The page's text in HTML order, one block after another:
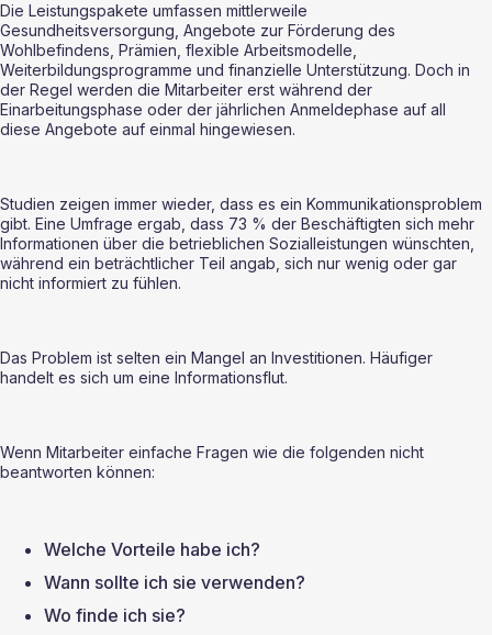
Die Leistungspakete umfassen mittlerweile
Gesundheitsversorgung, Angebote zur Förderung des
Wohlbefindens, Prämien, flexible Arbeitsmodelle,
Weiterbildungsprogramme und finanzielle Unterstützung. Doch in
der Regel werden die Mitarbeiter erst während der
Einarbeitungsphase oder der jährlichen Anmeldephase auf all
diese Angebote auf einmal hingewiesen.
Studien zeigen immer wieder, dass es ein Kommunikationsproblem
gibt. Eine Umfrage ergab, dass 73 % der Beschäftigten sich mehr
Informationen über die betrieblichen Sozialleistungen wünschten,
während ein beträchtlicher Teil angab, sich nur wenig oder gar
nicht informiert zu fühlen.
Das Problem ist selten ein Mangel an Investitionen. Häufiger
handelt es sich um eine Informationsflut.
Wenn Mitarbeiter einfache Fragen wie die folgenden nicht
beantworten können:
Welche Vorteile habe ich?
Wann sollte ich sie verwenden?
Wo finde ich sie?